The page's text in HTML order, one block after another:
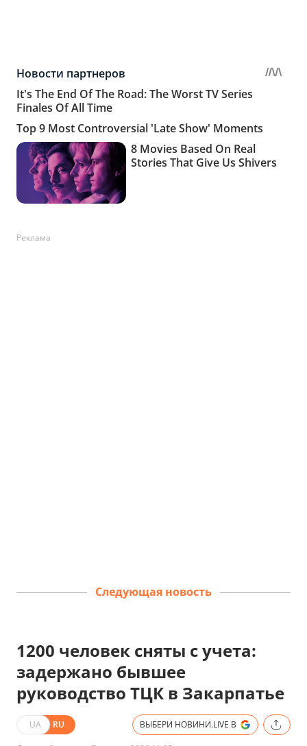
Реклама
Следующая новость
1200 человек сняты с учета:
задержано бывшее
руководство ТЦК в Закарпатье
UA RU ВЫБЕРИ НОВИНИ.LIVE В